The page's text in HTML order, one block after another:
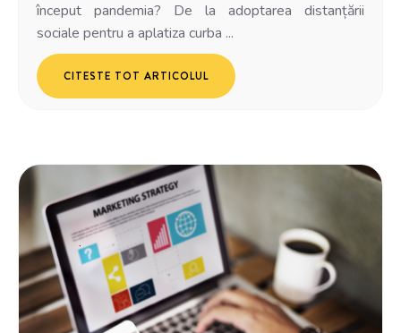
început pandemia? De la adoptarea distanțării
sociale pentru a aplatiza curba ...
CITESTE TOT ARTICOLUL